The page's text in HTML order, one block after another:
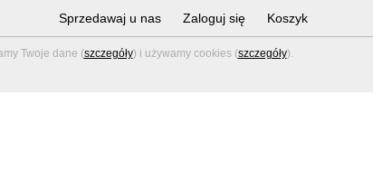
Twoje dane (szczegóły) i używamy cookies (szczegóły).
Sprzedawaj u nas Zaloguj się Koszyk